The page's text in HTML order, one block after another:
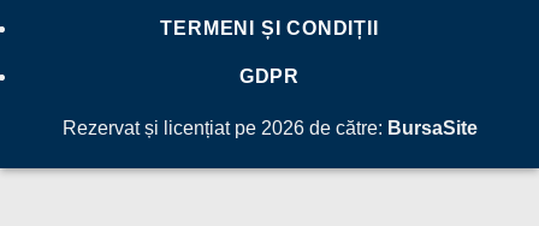
TERMENI ȘI CONDIȚII
GDPR
Rezervat și licențiat pe 2026 de către: BursaSite